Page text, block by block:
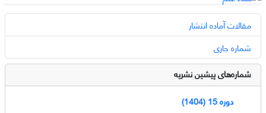
مقالات آماده انتشار
شماره جاری
شماره‌های پیشین نشریه
دوره 15 (1404)